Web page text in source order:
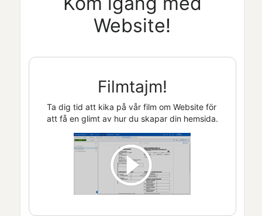
Website!
Filmtajm!
Ta dig tid att kika på vår film om Websiteför
att få en glimt av hur du skapar din hemsida.